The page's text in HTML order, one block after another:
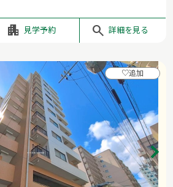
見学予約 詳細を見る
♡追加